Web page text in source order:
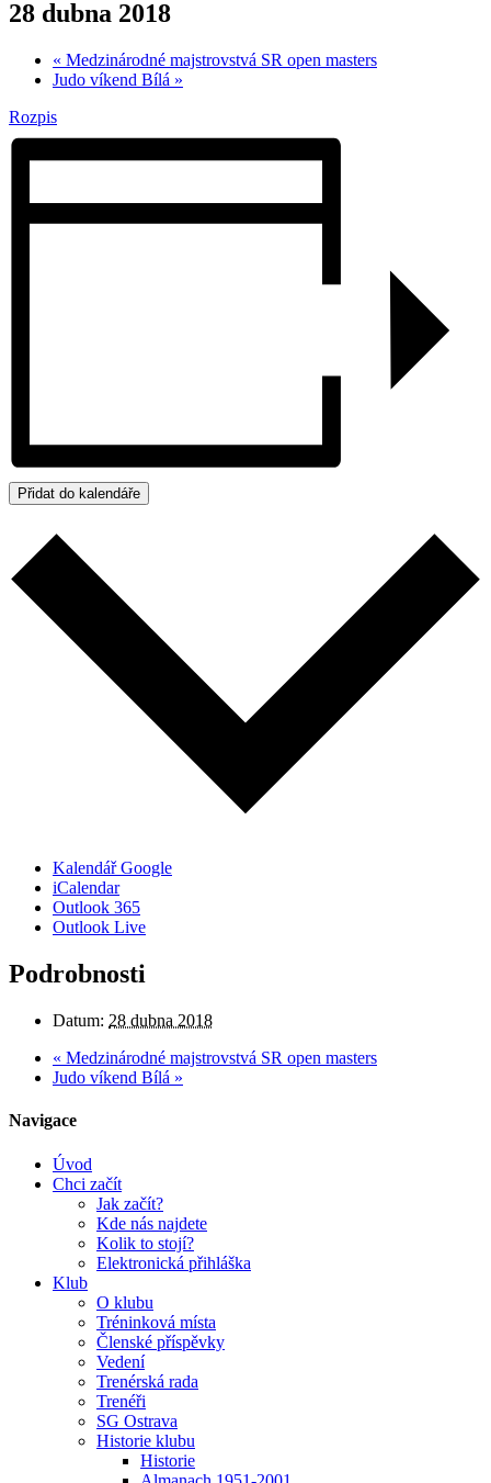
28 dubna 2018
« Medzinárodné majstrovstvá SR open masters
Judo víkend Bílá »
Rozpis
Přidat do kalendáře
Kalendář Google
iCalendar
Outlook 365
Outlook Live
Podrobnosti
Datum: 28 dubna 2018
« Medzinárodné majstrovstvá SR open masters
Judo víkend Bílá »
Navigace
Úvod
Chci začít
Jak začít?
Kde nás najdete
Kolik to stojí?
Elektronická přihláška
Klub
O klubu
Tréninková místa
Členské příspěvky
Vedení
Trenérská rada
Trenéři
SG Ostrava
Historie klubu
Historie